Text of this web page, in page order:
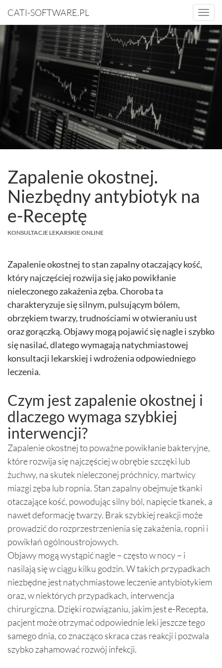
CATI-SOFTWARE.PL
Zapalenie okostnej.
Niezbędny antybiotyk na
e-Receptę
KONSULTACJE LEKARSKIE ONLINE
Zapalenie okostnej to stan zapalny otaczający kość,
który najczęściej rozwija się jako powikłanie
nieleczonego zakażenia zęba. Choroba ta
charakteryzuje się silnym, pulsującym bólem,
obrzękiem twarzy, trudnościami w otwieraniu ust
oraz gorączką. Objawy mogą pojawić się nagle i szybko
się nasilać, dlatego wymagają natychmiastowej
konsultacji lekarskiej i wdrożenia odpowiedniego
leczenia.
Czym jest zapalenie okostnej i
dlaczego wymaga szybkiej
interwencji?
Zapalenie okostnej to poważne powikłanie bakteryjne,
które rozwija się najczęściej w obrębie szczęki lub
żuchwy, na skutek nieleczonej próchnicy, martwicy
miazgi zęba lub ropnia. Stan zapalny obejmuje tkanki
otaczające kość, powodując silny ból, napięcie tkanek, a
nawet deformację twarzy. Brak szybkiej reakcji może
prowadzić do rozprzestrzenienia się zakażenia, ropni i
powikłań ogólnoustrojowych.
Objawy mogą wystąpić nagle – często w nocy – i
nasilają się w ciągu kilku godzin. W takich przypadkach
niezbędne jest natychmiastowe leczenie antybiotykiem
oraz, w niektórych przypadkach, interwencja
chirurgiczna. Dzięki rozwiązaniu, jakim jest e-Recepta,
pacjent może otrzymać odpowiednie leki jeszcze tego
samego dnia, co znacząco skraca czas reakcji i pozwala
szybko zahamować rozwój infekcji.